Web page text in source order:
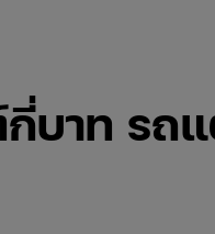
บาท รถ